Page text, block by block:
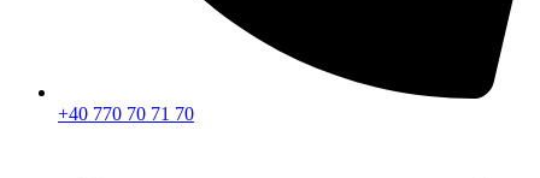
+40 770 70 71 70